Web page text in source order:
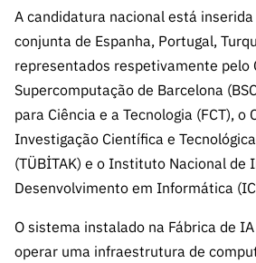
A candidatura nacional está
conjunta de Espanha, Portugal,
representados respetivamente pelo
Supercomputação de Barcelona
para Ciência e a Tecnologia (FCT), o
Investigação Científica e
(TÜBİTAK) e o Instituto Nacional de
Desenvolvimento em Informática
O sistema instalado na Fábrica de
operar uma infraestrutura de